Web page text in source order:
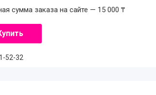
сумма заказа на сайте — 15 000 ₸
52-32